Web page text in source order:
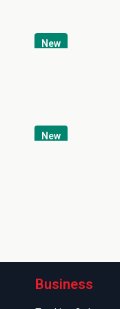
New
New
Business